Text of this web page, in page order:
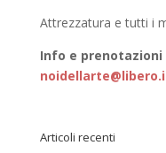
Attrezzatura e tutti i
Info e prenotazioni
Articoli recenti